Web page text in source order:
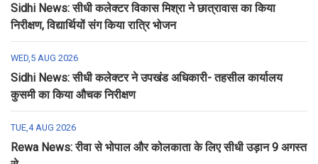
Sidhi News: सीधी कलेक्टर विकास मिश्रा ने छात्रावास का किया
निरीक्षण, विद्यार्थियों संग किया रात्रि भोजन
WED,5 AUG 2026
Sidhi News: सीधी कलेक्टर ने उपखंड अधिकारी- तहसील कार्यालय
कुसमी का किया औचक निरीक्षण
TUE,4 AUG 2026
Rewa News: रीवा से भोपाल और कोलकाता के लिए सीधी उड़ान 9 अगस्त